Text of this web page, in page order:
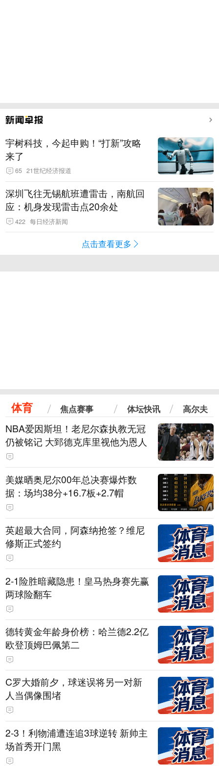
宇树科技，今起申购！“打新”攻略
来了
65 21世纪经济报道
深圳飞往无锡航班遭雷击，南航回
应：机身发现雷击点20余处
422 每日经济新闻
点击查看更多
体育 焦点赛事 体坛快讯 高尔夫
NBA爱因斯坦！老尼尔森执教无冠
仍被铭记 大郅德克库里视他为恩人
美媒晒奥尼尔00年总决赛爆炸数
据：场均38分+16.7板+2.7帽
英超最大合同，阿森纳抢签？维尼
修斯正式签约
2-1险胜暗藏隐患！皇马热身赛先赢
两球险翻车
德转黄金年龄身价榜：哈兰德2.2亿
欧登顶姆巴佩第二
C罗大婚前夕，球迷误将另一对新
人当偶像围堵
2-3！利物浦遭连追3球逆转 新帅主
场首秀开门黑